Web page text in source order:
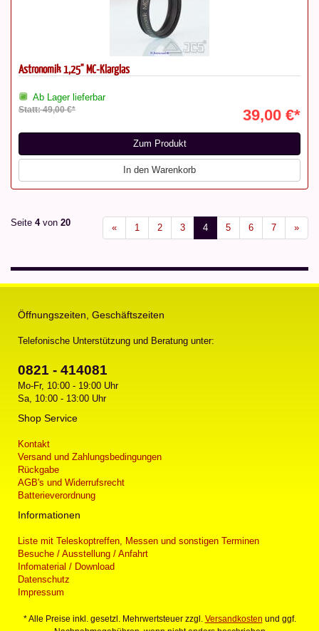
Astronomik 1,25" MC-Klarglas
Ab Lager lieferbar
Statt: 49,00 €* 39,00 €*
Zum Produkt
In den Warenkorb
Seite 4von 20 « 1 2 3 4 5 6 7 »
Öffnungszeiten, Geschäftszeiten
Telefonische Unterstützung und Beratung unter:
0821 - 414081
Mo-Fr, 10:00 - 19:00 Uhr
Sa, 10:00 - 13:00 Uhr
Shop Service
Kontakt
Versand und Zahlungsbedingungen
Rückgabe
AGB's und Widerrufsrecht
Batterieverordnung
Informationen
Liste mit Teleskoptreffen, Messen und sonstigen Terminen
Besuche / Ausstellung / Anfahrt
Infomaterial / Download
Datenschutz
Impressum
* Alle Preise inkl. gesetzl. Mehrwertsteuer zzgl. Versandkosten und ggf.